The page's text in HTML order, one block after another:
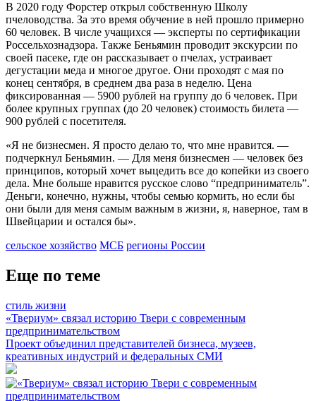
В 2020 году Форстер открыл собственную Школу
пчеловодства. За это время обучение в ней прошло примерно
60 человек. В числе учащихся — эксперты по сертификации
Россельхознадзора. Также Беньямин проводит экскурсии по
своей пасеке, где он рассказывает о пчелах, устраивает
дегустации меда и многое другое. Они проходят с мая по
конец сентября, в среднем два раза в неделю. Цена
фиксированная — 5900 рублей на группу до 6 человек. При
более крупных группах (до 20 человек) стоимость билета —
900 рублей с посетителя.
«Я не бизнесмен. Я просто делаю то, что мне нравится. —
подчеркнул Беньямин. — Для меня бизнесмен — человек без
принципов, который хочет выцедить все до копейки из своего
дела. Мне больше нравится русское слово “предприниматель”.
Деньги, конечно, нужны, чтобы семью кормить, но если бы
они были для меня самым важным в жизни, я, наверное, там в
Швейцарии и остался бы».
сельское хозяйство МСБ регионы России
Еще по теме
стиль жизни
«Твериум» связал историю Твери с современным
предпринимательством
Проект объединил представителей бизнеса, музеев,
креативных индустрий и федеральных СМИ